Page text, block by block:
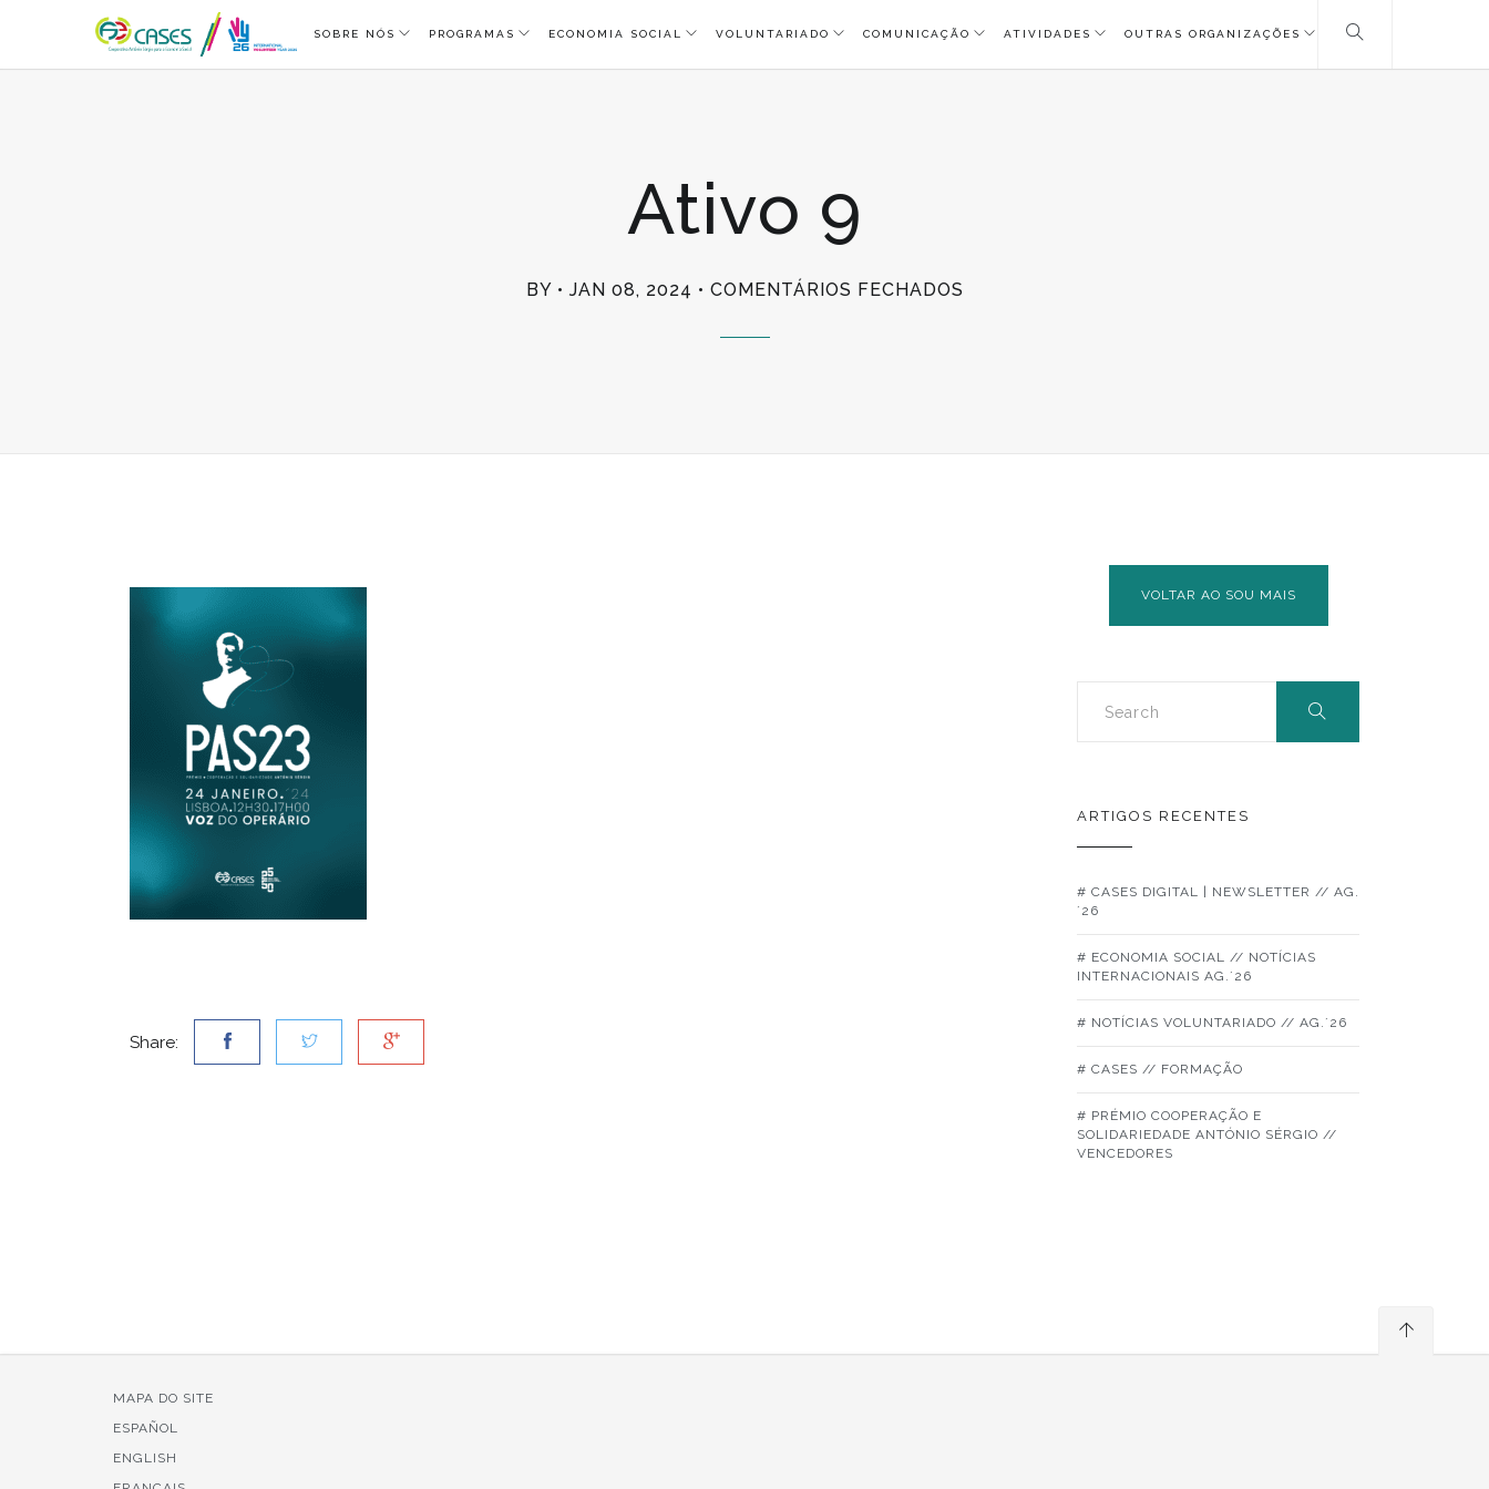
SOBRE NÓS PROGRAMAS ECONOMIA SOCIAL VOLUNTARIADO COMUNICAÇÃO ATIVIDADES OUTRAS ORGANIZAÇÕES
Ativo 9
BY JAN 08, 2024 COMENTÁRIOS FECHADOS
Share:
VOLTAR AO SOU MAIS
ARTIGOS RECENTES
# CASES DIGITAL | NEWSLETTER // AG.
´26
# ECONOMIA SOCIAL // NOTÍCIAS
INTERNACIONAIS AG.´26
# NOTÍCIAS VOLUNTARIADO // AG.´26
# CASES // FORMAÇÃO
# PRÉMIO COOPERAÇÃO E
SOLIDARIEDADE ANTÓNIO SÉRGIO //
VENCEDORES
MAPA DO SITE
ESPAÑOL
ENGLISH